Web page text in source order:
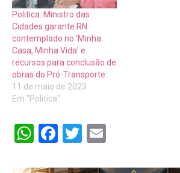
Politica: Ministro das
Cidades garante RN
contemplado no ‘Minha
Casa, Minha Vida’ e
recursos para conclusão de
obras do Pró-Transporte
11 de maio de 2023
Em "Politica"
WhatsApp
Facebook
Twitter